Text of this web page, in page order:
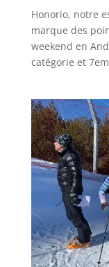
Honorio, notre
marque des
weekend en
catégorie et